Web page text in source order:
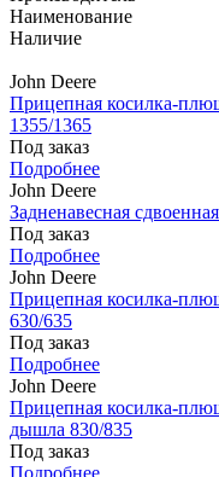
Наименование
Наличие
John Deere
Прицепная косилка-
1355/1365
Под заказ
Подробнее
John Deere
Задненавесная
Под заказ
Подробнее
John Deere
Прицепная косилка-
630/635
Под заказ
Подробнее
John Deere
Прицепная косилка-
дышла 830/835
Под заказ